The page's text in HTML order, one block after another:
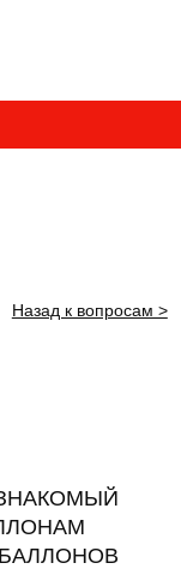
Назад к вопросам >